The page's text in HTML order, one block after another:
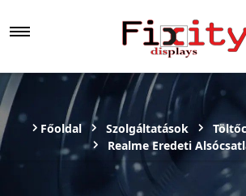
Főoldal Szolgáltatások
Realme Eredeti